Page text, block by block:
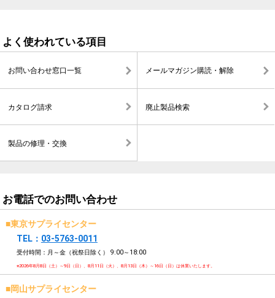
よく使われている項目
お問い合わせ窓口一覧 メールマガジン購読・解除
カタログ請求 廃止製品検索
製品の修理・交換
お電話でのお問い合わせ
■東京サプライセンター
TEL： 03-5763-0011
受付時間：月～金（祝祭日除く） 9:00～18:00
※2026年8月8日（土）～9日（日）、8月11日（火）、8月13日（木）～16日（日）は休業いたします。
■岡山サプライセンター